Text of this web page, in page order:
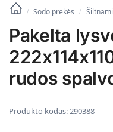
/ Sodo prekės /
Pakelta
rudos
Produkto kodas:290388